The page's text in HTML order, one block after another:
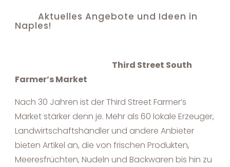
Aktuelles Angebote und Ideen in
Naples!
Third Street South
Farmer’s Market
Nach 30 Jahren ist der Third Street Farmer’s
Market stärker denn je. Mehr als 60 lokale Erzeuger,
Landwirtschaftshändler und andere Anbieter
bieten Artikel an, die von frischen Produkten,
Meeresfrüchten, Nudeln und Backwaren bis hin zu